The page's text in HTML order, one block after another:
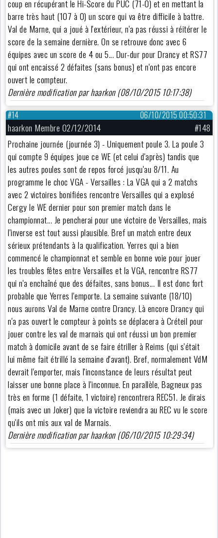
coup en récupérant le Hi-Score du PUC (71-0) et en mettant la
barre très haut (107 à 0) un score qui va être difficile à battre.
Val de Marne, qui a joué à l'extérieur, n'a pas réussi à réitérer le
score de la semaine dernière. On se retrouve donc avec 6
équipes avec un score de 4 ou 5... Dur-dur pour Drancy et RS77
qui ont encaissé 2 défaites (sans bonus) et n'ont pas encore
ouvert le compteur.
Dernière modification par haarkon (08/10/2015 10:17:38)
06/10/2015 00:50:31
#14
haarkon Membre 02/12/2014
#148
Prochaine journée (journée 3) - Uniquement poule 3. La poule 3
qui compte 9 équipes joue ce WE (et celui d'après) tandis que
les autres poules sont de repos forcé jusqu'au 8/11. Au
programme le choc VGA - Versailles : La VGA qui a 2 matchs
avec 2 victoires bonifiées rencontre Versailles qui a explosé
Cergy le WE dernier pour son premier match dans le
championnat... Je pencherai pour une victoire de Versailles, mais
l'inverse est tout aussi plausible. Bref un match entre deux
sérieux prétendants à la qualification. Yerres qui a bien
commencé le championnat et semble en bonne voie pour jouer
les troubles fêtes entre Versailles et la VGA, rencontre RS77
qui n'a enchaîné que des défaites, sans bonus... Il est donc fort
probable que Yerres l'emporte. La semaine suivante (18/10)
nous aurons Val de Marne contre Drancy. Là encore Drancy qui
n'a pas ouvert le compteur à points se déplacera à Créteil pour
jouer contre les val de marnais qui ont réussi un bon premier
match à domicile avant de se faire étriller à Reims (qui s'était
lui même fait étrillé la semaine d'avant). Bref, normalement VdM
devrait l'emporter, mais l'inconstance de leurs résultat peut
laisser une bonne place à l'inconnue. En parallèle, Bagneux pas
très en forme (1 défaite, 1 victoire) rencontrera REC51. Je dirais
(mais avec un Joker) que la victoire reviendra au REC vu le score
qu'ils ont mis aux val de Marnais.
Dernière modification par haarkon (06/10/2015 10:29:34)